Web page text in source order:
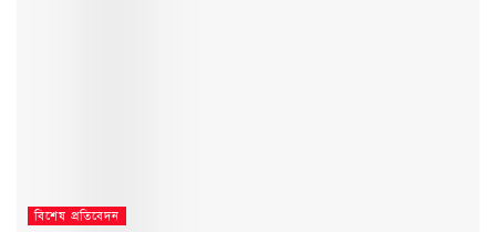
বিশেষ প্রতিবেদন